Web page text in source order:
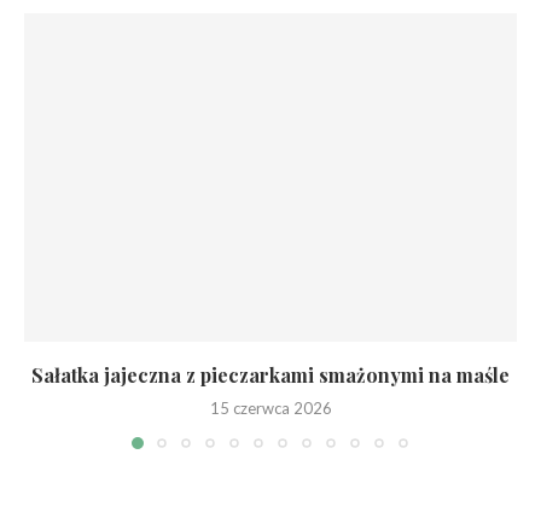
Sałatka jajeczna z pieczarkami smażonymi na maśle
15 czerwca 2026